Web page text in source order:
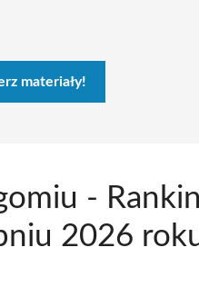
materiały!
-
2026